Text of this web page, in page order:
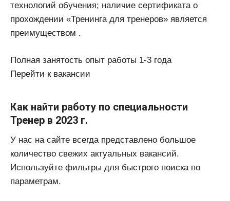
технологий обучения; наличие сертификата о
прохождении «Тренинга для тренеров» является
преимуществом .
Полная занятость опыт работы 1-3 года
Перейти к вакансии
Как найти работу по специальности
Тренер в 2023 г.
У нас на сайте всегда представлено большое
количество свежих актуальных вакансий.
Используйте фильтры для быстрого поиска по
параметрам.